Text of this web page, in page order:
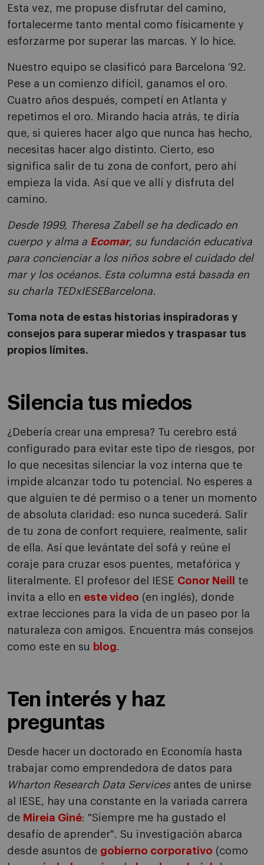
Esta vez, me propuse disfrutar del camino,
fortalecerme tanto mental como físicamente y
esforzarme por superar las marcas. Y lo hice.
Nuestro equipo se clasificó para Barcelona ‘92.
Pese a un comienzo difícil, ganamos el oro.
Cuatro años después, competí en Atlanta y
repetimos el oro. Mirando hacia atrás, te diría
que, si quieres hacer algo que nunca has hecho,
necesitas hacer algo distinto. Cierto, eso
significa salir de tu zona de confort, pero ahí
empieza la vida. Así que ve allí y disfruta del
camino.
Desde 1999, Theresa Zabell se ha dedicado en
cuerpo y alma a Ecomar, su fundación educativa
para concienciar a los niños sobre el cuidado del
mar y los océanos. Esta columna está basada en
su charla TEDxIESEBarcelona.
Toma nota de estas historias inspiradoras y
consejos para superar miedos y traspasar tus
propios límites.
Silencia tus miedos
¿Debería crear una empresa? Tu cerebro está
configurado para evitar este tipo de riesgos, por
lo que necesitas silenciar la voz interna que te
impide alcanzar todo tu potencial. No esperes a
que alguien te dé permiso o a tener un momento
de absoluta claridad: eso nunca sucederá. Salir
de tu zona de confort requiere, realmente, salir
de ella. Así que levántate del sofá y reúne el
coraje para cruzar esos puentes, metafórica y
literalmente. El profesor del IESE Conor Neill
te
invita a ello en este video (en inglés), donde
extrae lecciones para la vida de un paseo por la
naturaleza con amigos. Encuentra más consejos
como este en su blog.
Ten interés y haz
preguntas
Desde hacer un doctorado en Economía hasta
trabajar como emprendedora de datos para
Wharton Research Data Servicesantes de unirse
al IESE, hay una constante en la variada carrera
de Mireia Giné: "Siempre me ha gustado el
desafío de aprender". Su investigación abarca
desde asuntos de gobierno corporativo (como